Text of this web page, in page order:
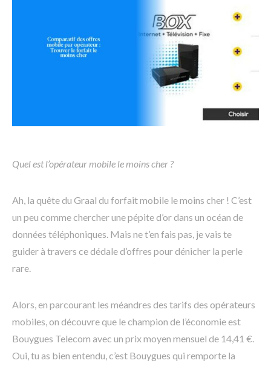
Quel est l’opérateur mobile le moins cher ?
Ah, la quête du Graal du forfait mobile le moins cher ! C’est
un peu comme chercher une pépite d’or dans un océan de
données téléphoniques. Mais ne t’en fais pas, je vais te
guider à travers ce dédale d’offres pour dénicher la perle
rare.
Alors, en parcourant les méandres des tarifs des opérateurs
mobiles, on découvre que le champion de l’économie est
Bouygues Telecom avec un prix moyen mensuel de 14,41 €.
Oui, tu as bien entendu, c’est Bouygues qui remporte la